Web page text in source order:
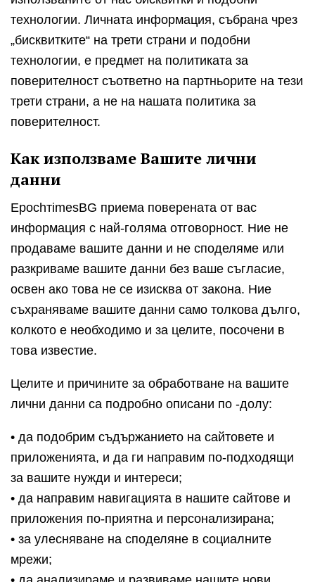
технологии. Личната информация, събрана чрез
„бисквитките“ на трети страни и подобни
технологии, е предмет на политиката за
поверителност съответно на партньорите на тези
трети страни, а не на нашата политика за
поверителност.
Как използваме Вашите лични
данни
EpochтimesBG приема поверената от вас
информация с най-голяма отговорност. Ние не
продаваме вашите данни и не споделяме или
разкриваме вашите данни без ваше съгласие,
освен ако това не се изисква от закона. Ние
съхраняваме вашите данни само толкова дълго,
колкото е необходимо и за целите, посочени в
това известие.
Целите и причините за обработване на вашите
лични данни са подробно описани по -долу:
• да подобрим съдържанието на сайтовете и
приложенията, и да ги направим по-подходящи
за вашите нужди и интереси;
• да направим навигацията в нашите сайтове и
приложения по-приятна и персонализирана;
• за улесняване на споделяне в социалните
мрежи;